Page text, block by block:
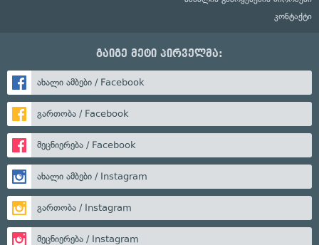
კონტაქტი
გაიგე მეტი პირველმა:
ახალი ამბები / Facebook
გართობა / Facebook
მეცნიერება / Facebook
ახალი ამბები / Instagram
გართობა / Instagram
მეცნიერება / Instagram